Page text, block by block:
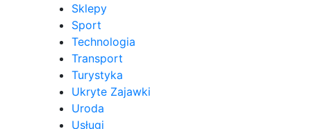
Sklepy
Sport
Technologia
Transport
Turystyka
Ukryte Zajawki
Uroda
Usługi